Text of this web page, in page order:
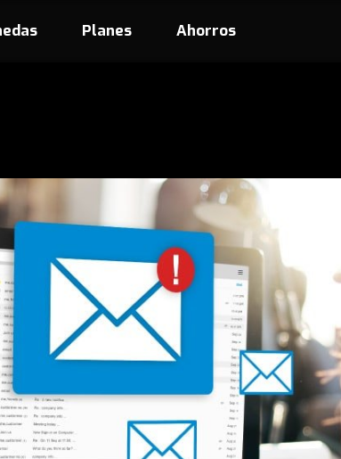
Planes Ahorros